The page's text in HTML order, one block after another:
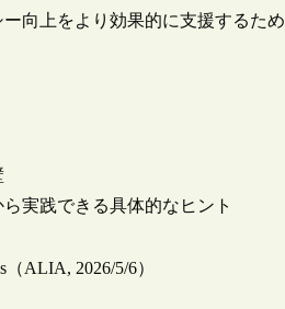
向上をより効果的に支援するた
実践できる具体的なヒント
（ALIA, 2026/5/6）